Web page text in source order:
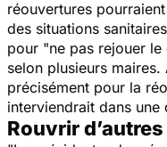
réouvertures
des situations
pour "ne pas rejouer
selon plusieurs
précisément pour la
interviendrait dans une
Rouvrir